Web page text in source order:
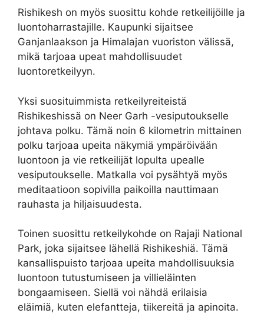
Rishikesh on myös suosittu kohde retkeilijöille ja
luontoharrastajille. Kaupunki sijaitsee
Ganjanlaakson ja Himalajan vuoriston välissä,
mikä tarjoaa upeat mahdollisuudet
luontoretkeilyyn.
Yksi suosituimmista retkeilyreiteistä
Rishikeshissä on Neer Garh -vesiputoukselle
johtava polku. Tämä noin 6 kilometrin mittainen
polku tarjoaa upeita näkymiä ympäröivään
luontoon ja vie retkeilijät lopulta upealle
vesiputoukselle. Matkalla voi pysähtyä myös
meditaatioon sopivilla paikoilla nauttimaan
rauhasta ja hiljaisuudesta.
Toinen suosittu retkeilykohde on Rajaji National
Park, joka sijaitsee lähellä Rishikeshiä. Tämä
kansallispuisto tarjoaa upeita mahdollisuuksia
luontoon tutustumiseen ja villieläinten
bongaamiseen. Siellä voi nähdä erilaisia
eläimiä, kuten elefantteja, tiikereitä ja apinoita.